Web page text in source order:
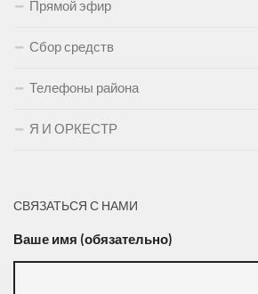
Прямой эфир
Сбор средств
Телефоны района
Я И ОРКЕСТР
СВЯЗАТЬСЯ С НАМИ
Ваше имя (обязательно)